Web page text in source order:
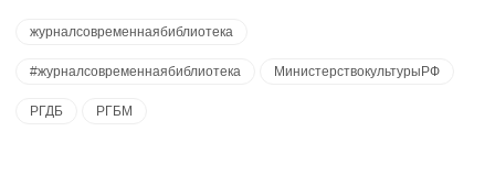
журналсовременнаябиблиотека
#журналсовременнаябиблиотека МинистерствокультурыРФ
РГДБ РГБМ